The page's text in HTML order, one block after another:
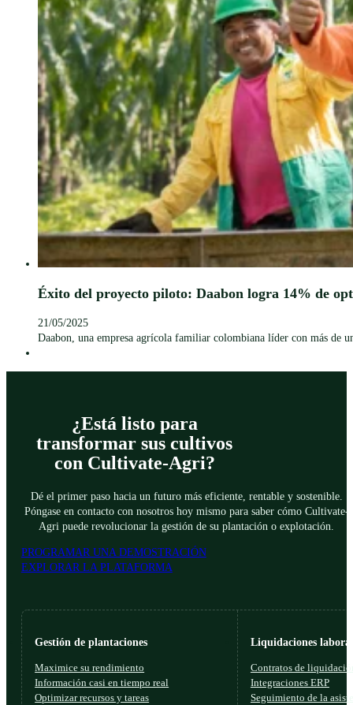
Éxito del proyecto piloto: Daabon logra 14% de
21/05/2025
Daabon, una empresa agrícola familiar colombiana líder con más de
¿Está listo para
transformar sus cultivos
con Cultivate-Agri?
Dé el primer paso hacia un futuro más eficiente, rentable y sostenible.
Póngase en contacto con nosotros hoy mismo para saber cómo Cultivate-
Agri puede revolucionar la gestión de su plantación o explotación.
PROGRAMAR UNA DEMOSTRACIÓN
EXPLORAR LA PLATAFORMA
Gestión de plantaciones
Maximice su rendimiento
Información casi en tiempo real
Optimizar recursos y tareas
Liquidaciones
Contratos de
Integraciones ERP
Seguimiento de la